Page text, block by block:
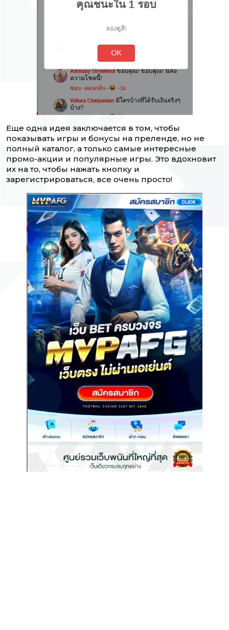
Еще одна идея заключается в том, чтобы
показывать игры и бонусы на преленде, но не
полный каталог, а только самые интересные
промо-акции и популярные игры. Это вдохновит
их на то, чтобы нажать кнопку и
зарегистрироваться, все очень просто!